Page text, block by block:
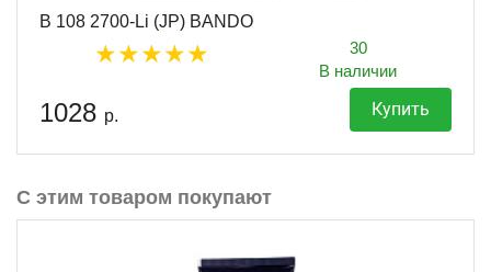
B 108 2700-Li (JP) BANDO
30
В наличии
1028 р. Купить
С этим товаром покупают